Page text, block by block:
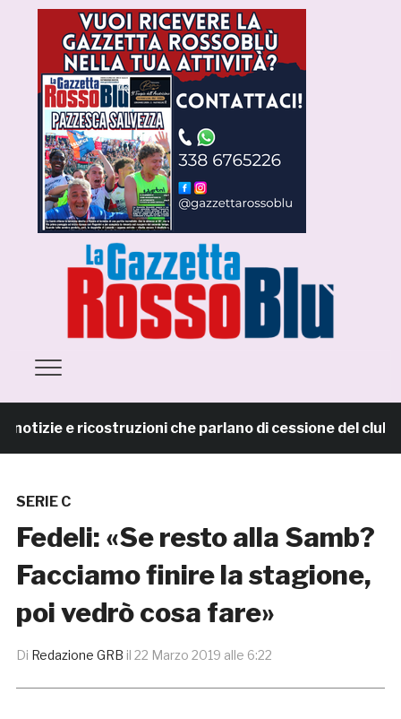
e ricostruzioni che parlano di cessione del club. IL
SERIE C
Fedeli: «Se resto alla Samb?
Facciamo finire la stagione,
poi vedrò cosa fare»
Di Redazione GRB il 22 Marzo 2019 alle 6:22